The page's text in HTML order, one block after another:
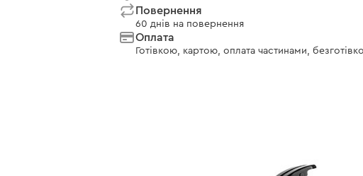
Повернення
60 днів на повернення
Оплата
Готівкою, картою, оплата частинами,